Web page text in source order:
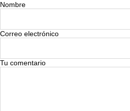
Nombre
Correo electrónico
Tu comentario